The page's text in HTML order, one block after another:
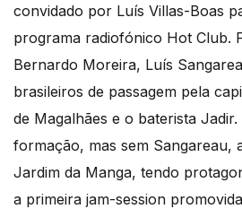
convidado por Luís Villas-Boas
programa radiofónico Hot Club.
Bernardo Moreira, Luís
brasileiros de passagem pela
de Magalhães e o baterista Jadir.
formação, mas sem Sangareau,
Jardim da Manga, tendo
a primeira jam-session